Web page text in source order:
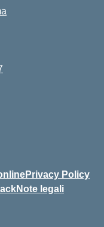
Privacy Policy
Note legali